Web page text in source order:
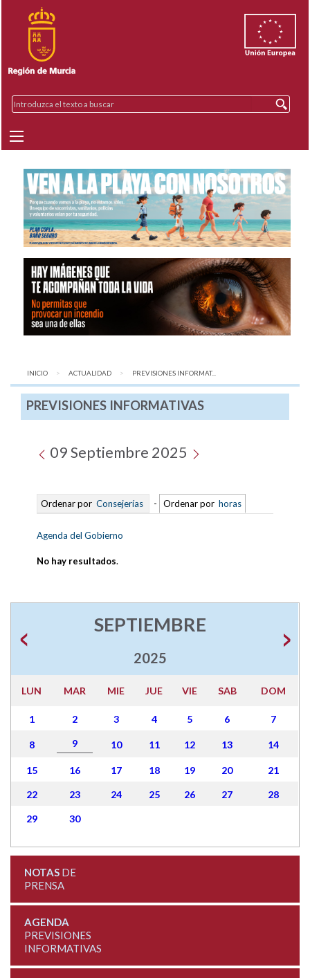
INICIO ACTUALIDAD AQUÍ:
PREVISIONES INFORMAT...
PREVISIONES INFORMATIVAS
09 Septiembre 2025
Ordenar por Consejerías - Ordenar por horas
Agenda del Gobierno
No hay resultados.
SEPTIEMBRE
2025
LUN MAR MIE JUE VIE SAB DOM
1 2 3 4 5 6 7
8 9 10 11 12 13 14
15 16 17 18 19 20 21
22 23 24 25 26 27 28
29 30
NOTASDE
PRENSA
AGENDA
PREVISIONES
INFORMATIVAS